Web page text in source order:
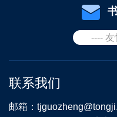
----
联系我们
邮箱：